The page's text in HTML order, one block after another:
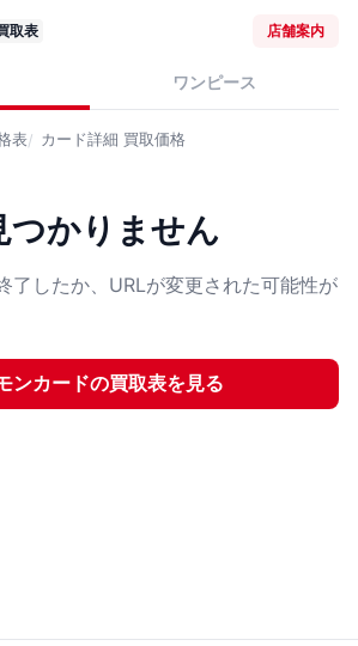
取表 店舗案内
ワンピース
表 カード詳細 買取価格
つかりません
了したか、URLが変更された可能性が
ンカードの買取表を見る